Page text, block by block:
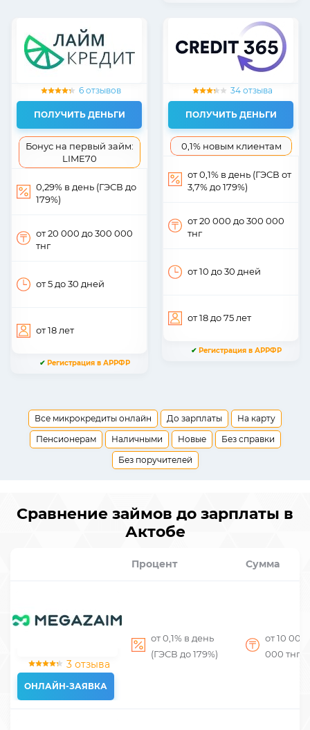
6 отзывов
ПОЛУЧИТЬ ДЕНЬГИ
Бонус на первый займ:
LIME70
0,29% в день (ГЭСВ до
179%)
от 20 000 до 300 000
тнг
от 5 до 30 дней
от 18 лет
✔ Регистрация в АРРФР
34 отзыва
ПОЛУЧИТЬ ДЕНЬГИ
0,1% новым клиентам
от 0,1% в день (ГЭСВ от
3,7% до 179%)
от 20 000 до 300 000
тнг
от 10 до 30 дней
от 18 до 75 лет
✔ Регистрация в АРРФР
Все микрокредиты онлайн До зарплаты
На карту
Пенсионерам
Наличными Новые
Без справки
Без поручителей
Сравнение займов до зарплаты в
Актобе
Процент Сумма
3 отзыва
ОНЛАЙН-ЗАЯВКА
от 0,1% в день
(ГЭСВ до 179%)
от 10 000
000 тнг